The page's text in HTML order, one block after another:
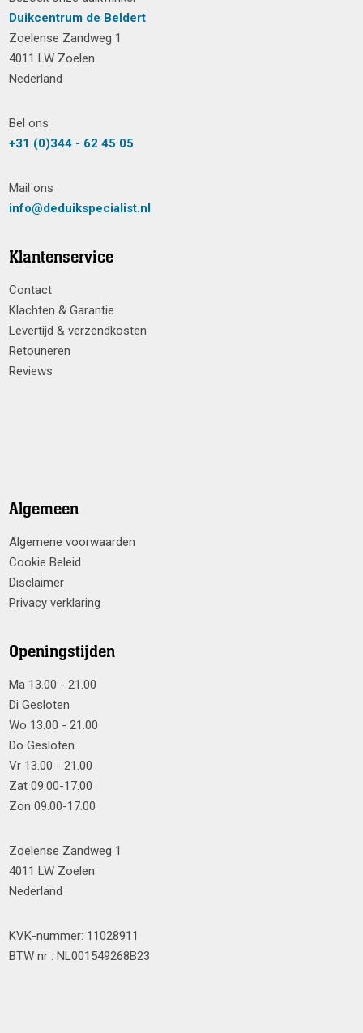
Duikcentrum de Beldert
Zoelense Zandweg 1
4011 LW Zoelen
Nederland
Bel ons
+31 (0)344 - 62 45 05
Mail ons
info@deduikspecialist.nl
Klantenservice
Contact
Klachten & Garantie
Levertijd & verzendkosten
Retouneren
Reviews
Algemeen
Algemene voorwaarden
Cookie Beleid
Disclaimer
Privacy verklaring
Openingstijden
Ma 13.00 - 21.00
Di Gesloten
Wo 13.00 - 21.00
Do Gesloten
Vr 13.00 - 21.00
Zat 09.00-17.00
Zon 09.00-17.00
Zoelense Zandweg 1
4011 LW Zoelen
Nederland
KVK-nummer: 11028911
BTW nr : NL001549268B23